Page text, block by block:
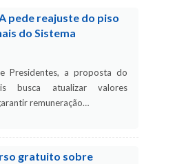
pede reajuste do piso
do Sistema
Presidentes, a proposta do
busca atualizar valores
remuneração…
gratuito sobre